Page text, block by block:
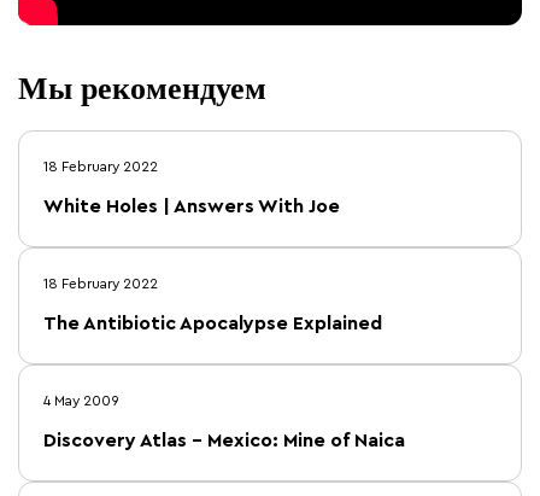
Мы рекомендуем
18 February 2022
White Holes | Answers With Joe
18 February 2022
The Antibiotic Apocalypse Explained
4 May 2009
Discovery Atlas – Mexico: Mine of Naica